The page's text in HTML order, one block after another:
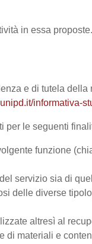
in essa
e di tutela della
informativa-
per le seguenti
funzione
servizio sia di
delle diverse
altresì al
materiali e